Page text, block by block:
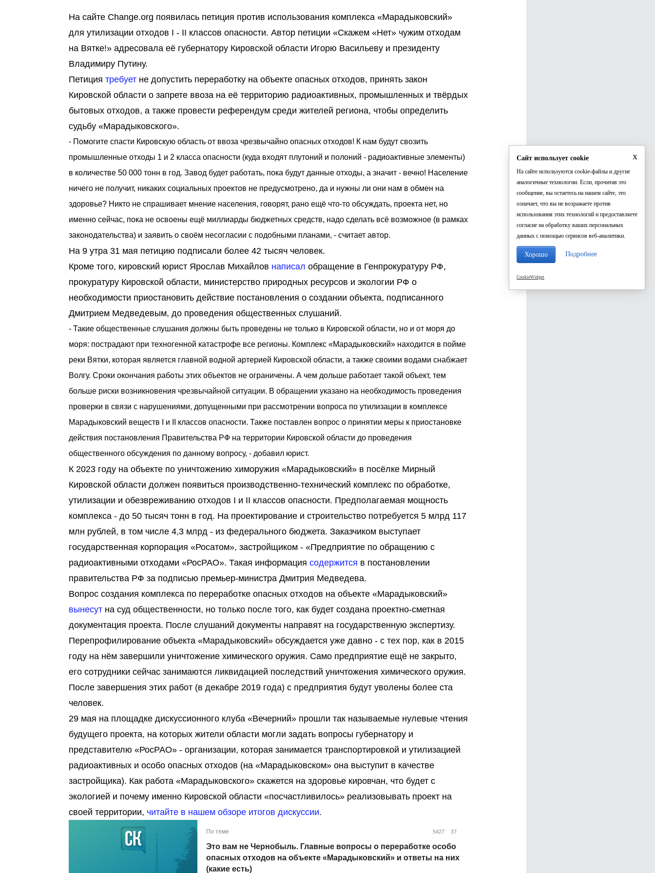
На сайте Change.org появилась петиция против использования комплекса «Марадыковский»
для утилизации отходов I - II классов опасности. Автор петиции «Скажем «Нет» чужим отходам
на Вятке!» адресовала её губернатору Кировской области Игорю Васильеву и президенту
Владимиру Путину.
Петиция требует не допустить переработку на объекте опасных отходов, принять закон
Кировской области о запрете ввоза на её территорию радиоактивных, промышленных и твёрдых
бытовых отходов, а также провести референдум среди жителей региона, чтобы определить
судьбу «Марадыковского».
- Помогите спасти Кировскую область от ввоза чрезвычайно опасных отходов! К нам будут свозить
промышленные отходы 1 и 2 класса опасности (куда входят плутоний и полоний - радиоактивные элементы)
в количестве 50 000 тонн в год. Завод будет работать, пока будут данные отходы, а значит - вечно! Население
ничего не получит, никаких социальных проектов не предусмотрено, да и нужны ли они нам в обмен на
здоровье? Никто не спрашивает мнение населения, говорят, рано ещё что-то обсуждать, проекта нет, но
именно сейчас, пока не освоены ещё миллиарды бюджетных средств, надо сделать всё возможное (в рамках
законодательства) и заявить о своём несогласии с подобными планами, - считает автор.
На 9 утра 31 мая петицию подписали более 42 тысяч человек.
Кроме того, кировский юрист Ярослав Михайлов написал обращение в Генпрокуратуру РФ,
прокуратуру Кировской области, министерство природных ресурсов и экологии РФ о
необходимости приостановить действие постановления о создании объекта, подписанного
Дмитрием Медведевым, до проведения общественных слушаний.
- Такие общественные слушания должны быть проведены не только в Кировской области, но и от моря до
моря: пострадают при техногенной катастрофе все регионы. Комплекс «Марадыковский» находится в пойме
реки Вятки, которая является главной водной артерией Кировской области, а также своими водами снабжает
Волгу. Сроки окончания работы этих объектов не ограничены. А чем дольше работает такой объект, тем
больше риски возникновения чрезвычайной ситуации. В обращении указано на необходимость проведения
проверки в связи с нарушениями, допущенными при рассмотрении вопроса по утилизации в комплексе
Марадыковский веществ I и II классов опасности. Также поставлен вопрос о принятии меры к приостановке
действия постановления Правительства РФ на территории Кировской области до проведения
общественного обсуждения по данному вопросу, - добавил юрист.
К 2023 году на объекте по уничтожению химоружия «Марадыковский» в посёлке Мирный
Кировской области должен появиться производственно-технический комплекс по обработке,
утилизации и обезвреживанию отходов I и II классов опасности. Предполагаемая мощность
комплекса - до 50 тысяч тонн в год. На проектирование и строительство потребуется 5 млрд 117
млн рублей, в том числе 4,3 млрд - из федерального бюджета. Заказчиком выступает
государственная корпорация «Росатом», застройщиком - «Предприятие по обращению с
радиоактивными отходами «РосРАО». Такая информация содержится в постановлении
правительства РФ за подписью премьер-министра Дмитрия Медведева.
Вопрос создания комплекса по переработке опасных отходов на объекте «Марадыковский»
вынесут на суд общественности, но только после того, как будет создана проектно-сметная
документация проекта. После слушаний документы направят на государственную экспертизу.
Перепрофилирование объекта «Марадыковский» обсуждается уже давно - с тех пор, как в 2015
году на нём завершили уничтожение химического оружия. Само предприятие ещё не закрыто,
его сотрудники сейчас занимаются ликвидацией последствий уничтожения химического оружия.
После завершения этих работ (в декабре 2019 года) с предприятия будут уволены более ста
человек.
29 мая на площадке дискуссионного клуба «Вечерний» прошли так называемые нулевые чтения
будущего проекта, на которых жители области могли задать вопросы губернатору и
представителю «РосРАО» - организации, которая занимается транспортировкой и утилизацией
радиоактивных и особо опасных отходов (на «Марадыковском» она выступит в качестве
застройщика). Как работа «Марадыковского» скажется на здоровье кировчан, что будет с
экологией и почему именно Кировской области «посчастливилось» реализовывать проект на
своей территории, читайте в нашем обзоре итогов дискуссии.
По теме 5427 37
Это вам не Чернобыль. Главные вопросы о переработке особо
опасных отходов на объекте «Марадыковский» и ответы на них
(какие есть)
x
Сайт использует cookie
На сайте используются cookie-файлы и другие
аналогичные технологии. Если, прочитав это
сообщение, вы остаетесь на нашем сайте, это
означает, что вы не возражаете против
использования этих технологий и предоставляете
согласие на обработку ваших персональных
данных с помощью сервисов веб-аналитики.
Хорошо Подробнее
CookieWidget